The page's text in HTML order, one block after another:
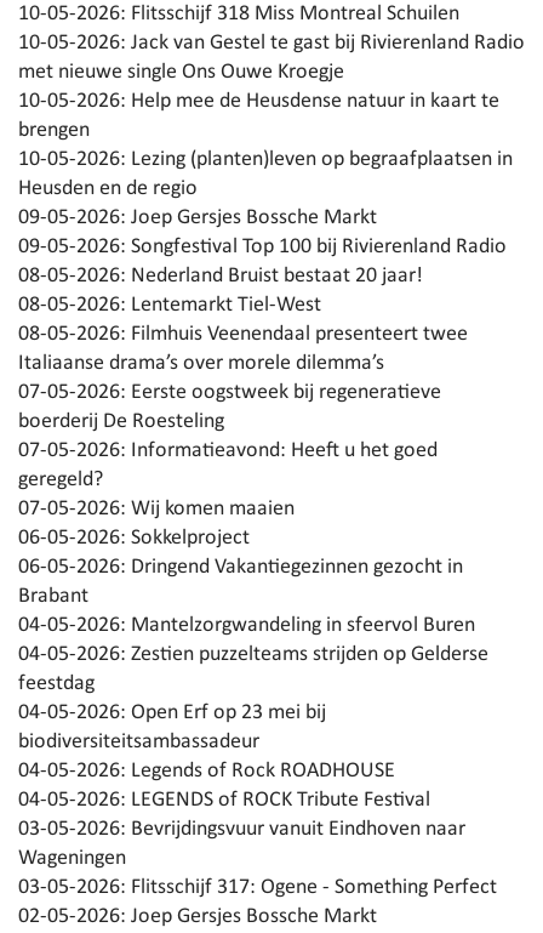
10-05-2026: Flitsschijf 318 Miss Montreal Schuilen
10-05-2026: Jack van Gestel te gast bij Rivierenland Radio
met nieuwe single Ons Ouwe Kroegje
10-05-2026: Help mee de Heusdense natuur in kaart te
brengen
10-05-2026: Lezing (planten)leven op begraafplaatsen in
Heusden en de regio
09-05-2026: Joep Gersjes Bossche Markt
09-05-2026: Songfestival Top 100 bij Rivierenland Radio
08-05-2026: Nederland Bruist bestaat 20 jaar!
08-05-2026: Lentemarkt Tiel-West
08-05-2026: Filmhuis Veenendaal presenteert twee
Italiaanse drama’s over morele dilemma’s
07-05-2026: Eerste oogstweek bij regeneratieve
boerderij De Roesteling
07-05-2026: Informatieavond: Heeft u het goed
geregeld?
07-05-2026: Wij komen maaien
06-05-2026: Sokkelproject
06-05-2026: Dringend Vakantiegezinnen gezocht in
Brabant
04-05-2026: Mantelzorgwandeling in sfeervol Buren
04-05-2026: Zestien puzzelteams strijden op Gelderse
feestdag
04-05-2026: Open Erf op 23 mei bij
biodiversiteitsambassadeur
04-05-2026: Legends of Rock ROADHOUSE
04-05-2026: LEGENDS of ROCK Tribute Festival
03-05-2026: Bevrijdingsvuur vanuit Eindhoven naar
Wageningen
03-05-2026: Flitsschijf 317: Ogene - Something Perfect
02-05-2026: Joep Gersjes Bossche Markt